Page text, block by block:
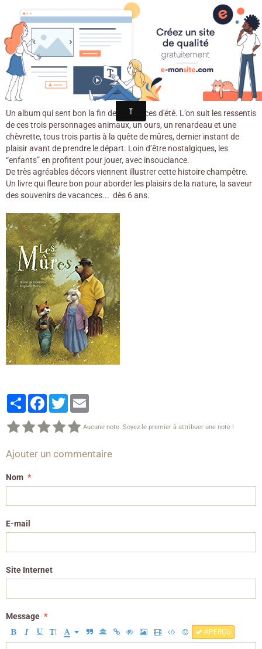
Croqu'livre
Les mûres / Olivier de Solminihac &
Stéphane Poulin. - Sarbacane, 2017.
Un album qui sent bon la fin des vacances d'été. L’on suit les ressentis
de ces trois personnages animaux, un ours, un renardeau et une
chèvrette, tous trois partis à la quête de mûres, dernier instant de
plaisir avant de prendre le départ. Loin d’être nostalgiques, les
“enfants” en profitent pour jouer, avec insouciance.
De très agréables décors viennent illustrer cette histoire champêtre.
Un livre qui fleure bon pour aborder les plaisirs de la nature, la saveur
des souvenirs de vacances... dès 6 ans.
PartagerFacebook
Twitter
Aucune note. Soyez le premier à attribuer une note !
Ajouter un commentaire
Nom
E-mail
Site Internet
Message
APERÇU